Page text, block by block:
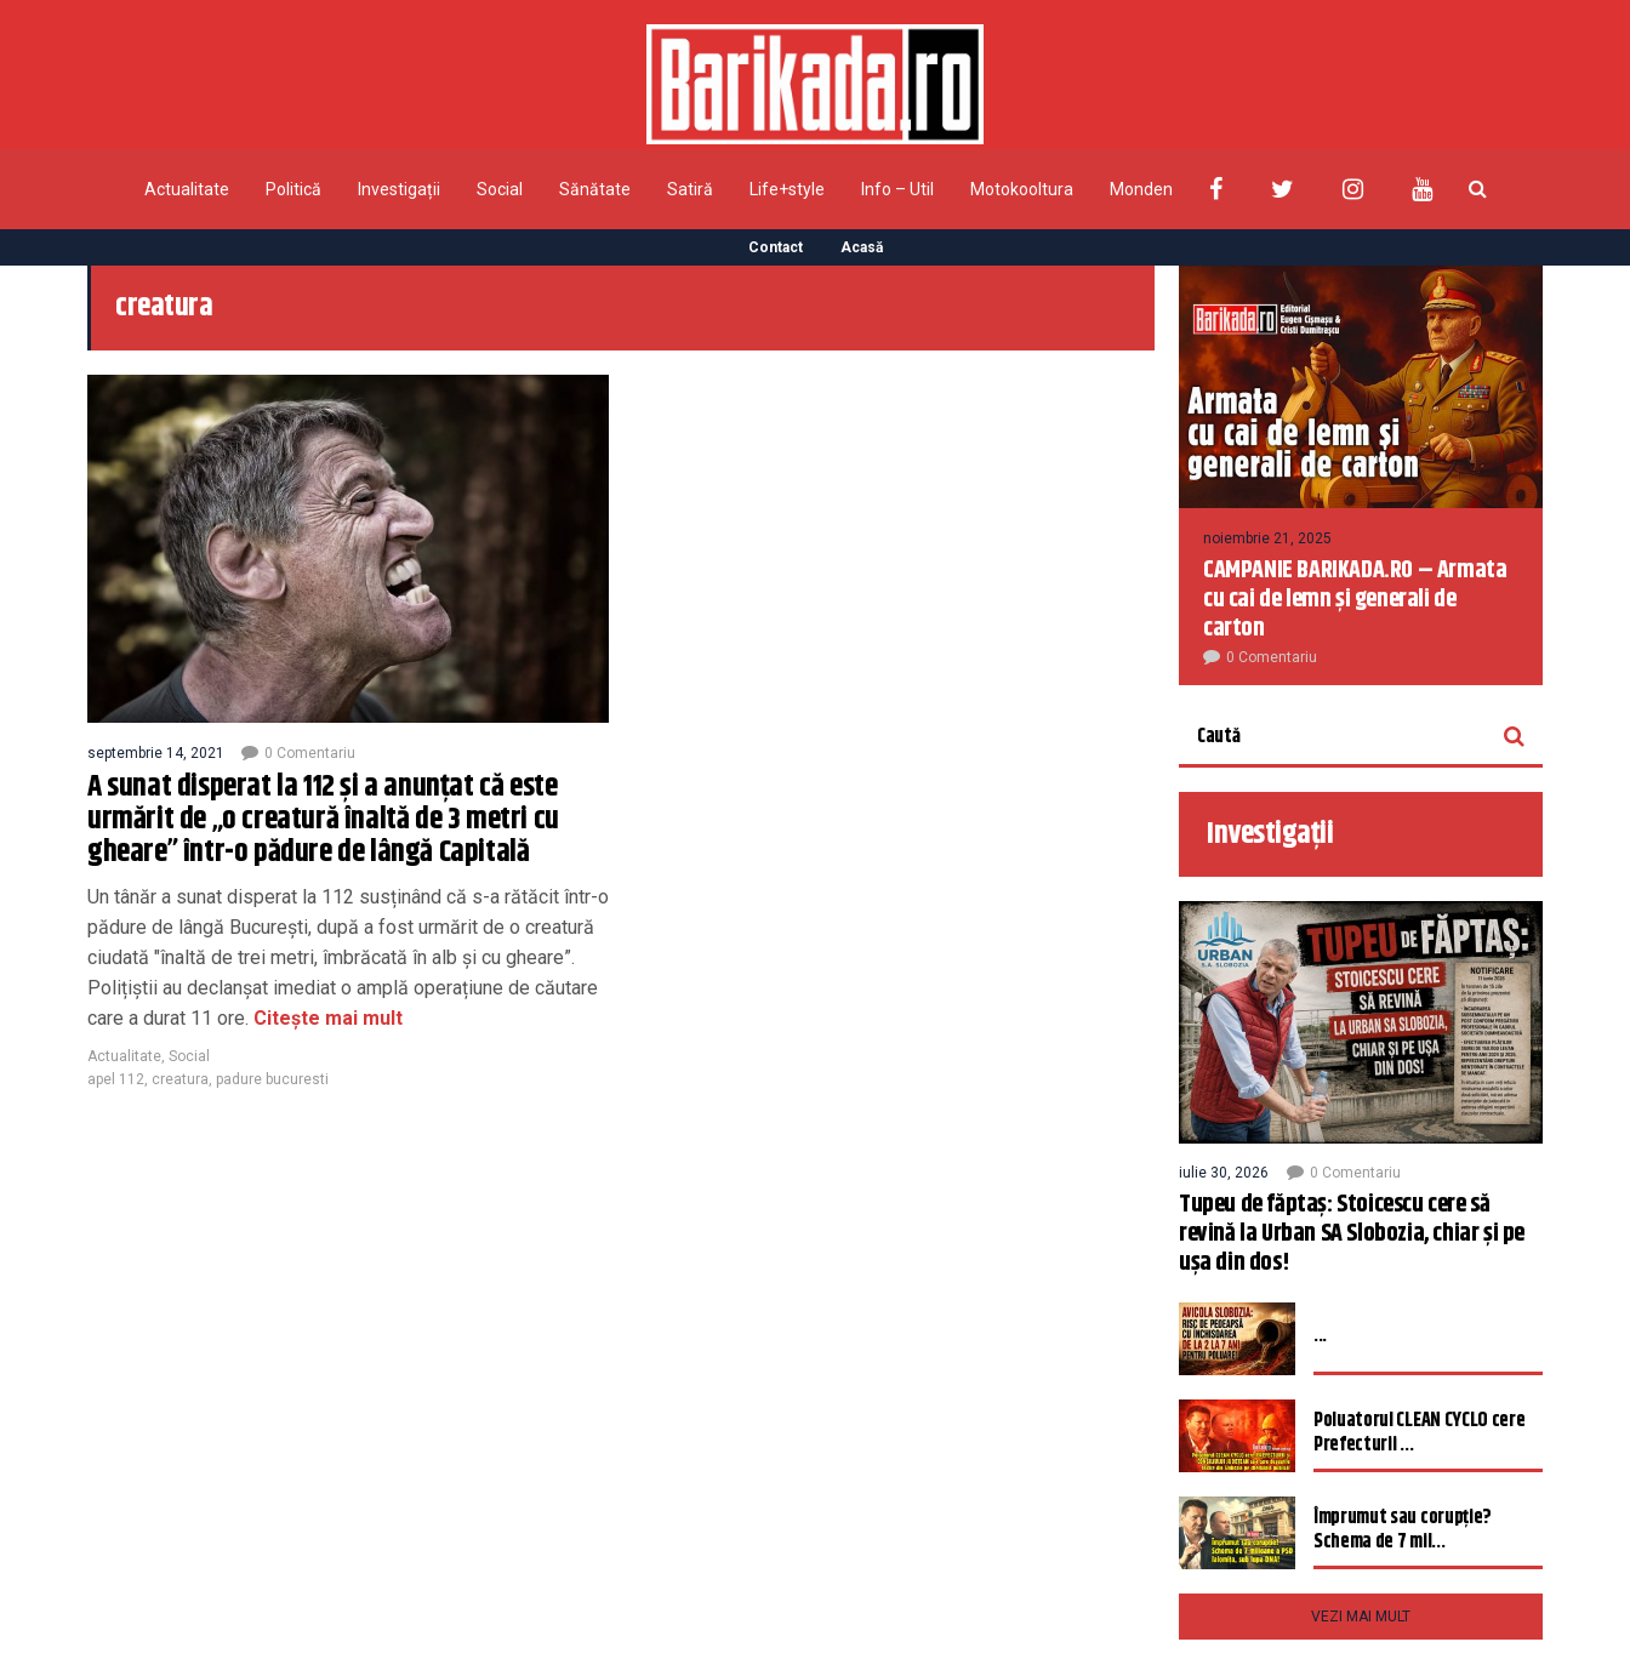
Actualitate Politică Investigații Social Sănătate Satiră Life+style Info – Util Motokooltura Monden
Contact Acasă
creatura
septembrie 14, 2021 0 Comentariu
A sunat disperat la 112 și a anunțat că este
urmărit de „o creatură înaltă de 3 metri cu
gheare” într-o pădure de lângă Capitală
Un tânăr a sunat disperat la 112 susținând că s-a rătăcit într-o
pădure de lângă Bucureşti, după a fost urmărit de o creatură
ciudată "înaltă de trei metri, îmbrăcată în alb și cu gheare”.
Polițiștii au declanșat imediat o amplă operațiune de căutare
care a durat 11 ore. Citește mai mult
Actualitate Social
apel 112 creatura padure bucuresti
noiembrie 21, 2025
CAMPANIE BARIKADA.RO – Armata
cu cai de lemn și generali de
carton
0 Comentariu
Investigații
iulie 30, 2026 0 Comentariu
Tupeu de făptaș: Stoicescu cere să
revină la Urban SA Slobozia, chiar și pe
ușa din dos!
...
Poluatorul CLEAN CYCLO cere
Prefecturii ...
Împrumut sau corupție?
Schema de 7 mil...
VEZI MAI MULT